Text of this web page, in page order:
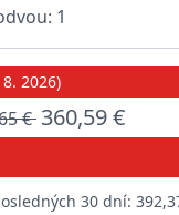
1
2026)
€ 360,59 €
30 dní: